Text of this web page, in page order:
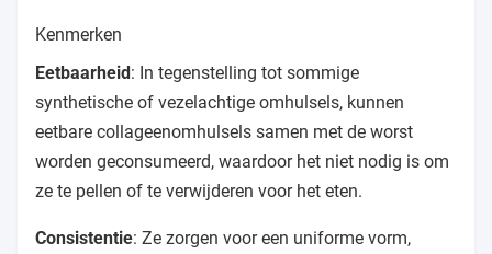
Kenmerken
Eetbaarheid: In tegenstelling tot sommige
synthetische of vezelachtige omhulsels, kunnen
eetbare collageenomhulsels samen met de worst
worden geconsumeerd, waardoor het niet nodig is om
ze te pellen of te verwijderen voor het eten.
Consistentie: Ze zorgen voor een uniforme vorm,